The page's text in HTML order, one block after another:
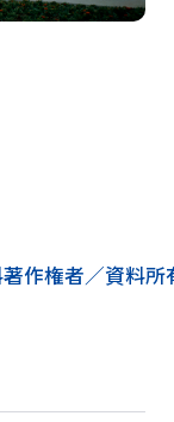
作権者／資料所